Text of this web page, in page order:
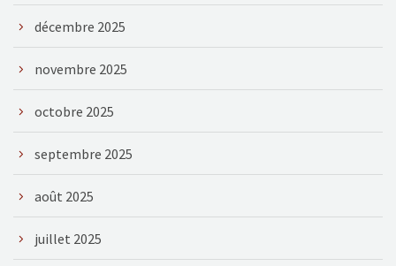
décembre 2025
novembre 2025
octobre 2025
septembre 2025
août 2025
juillet 2025